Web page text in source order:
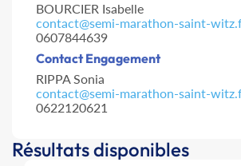
BOURCIER Isabelle
contact@semi-marathon-saint-
0607844639
Contact Engagement
RIPPA Sonia
contact@semi-marathon-saint-
0622120621
Résultats disponibles